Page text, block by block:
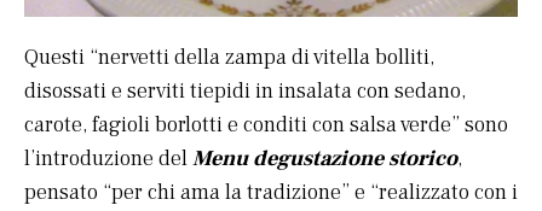
Questi “nervetti della zampa di vitella bolliti,
disossati e serviti tiepidi in insalata con sedano,
carote, fagioli borlotti e conditi con salsa verde” sono
l’introduzione delMenu degustazione storico,
pensato “per chi ama la tradizione” e “realizzato con i